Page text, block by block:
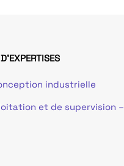
industrielle
et de supervision –